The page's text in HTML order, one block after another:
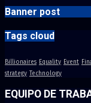
Banner post
Tags cloud
Billionaires Equality Event
strategy Technology
EQUIPO DE